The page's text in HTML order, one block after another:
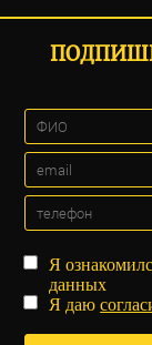
Я
данных
Я даю